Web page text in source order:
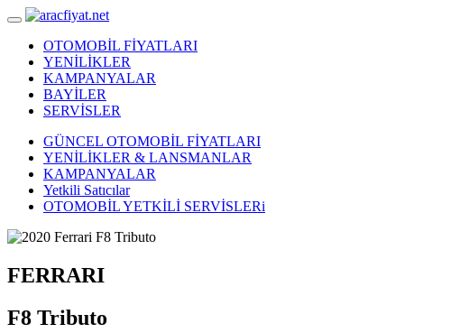
OTOMOBİL FİYATLARI
YENİLİKLER
KAMPANYALAR
BAYİLER
SERVİSLER
GÜNCEL OTOMOBİL FİYATLARI
YENİLİKLER & LANSMANLAR
KAMPANYALAR
Yetkili Satıcılar
OTOMOBİL YETKİLİ SERVİSLERi
FERRARI
F8 Tributo